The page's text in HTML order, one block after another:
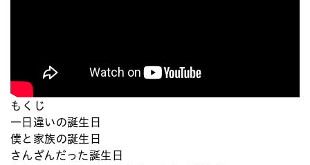
もくじ
一日違いの誕生日
僕と家族の誕生日
さんざんだった誕生日